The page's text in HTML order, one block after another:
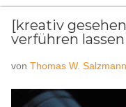
[kreativ
verführen lassen
von Thomas W. Salzmann